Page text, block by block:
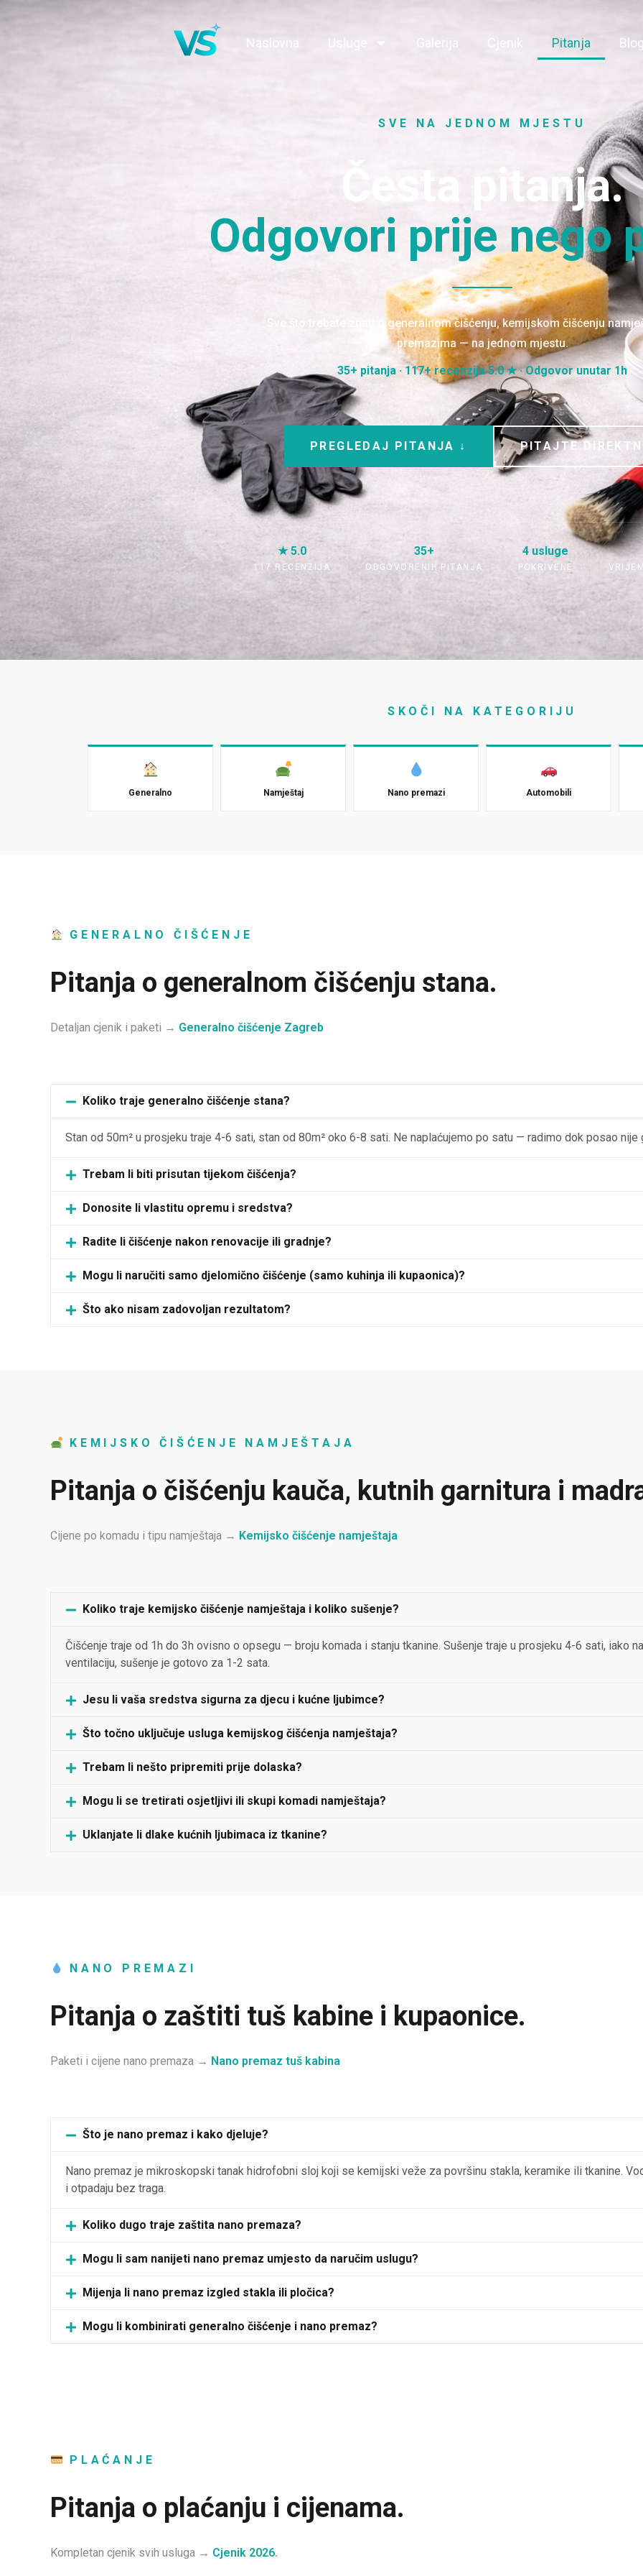
Naslovna Usluge Galerija Cjenik Pitanja
SVE NA JEDNOM MJESTU
Česta pitanja.
Odgovori prije nego
Sve što trebate znati o generalnom čišćenju, kemijskom čišćenju
premazima — na jednom mjestu.
35+ pitanja · 117+ recenzija 5.0 ★ · Odgovor unutar 1h
PREGLEDAJ PITANJA ↓ PITAJTE
★ 5.0
117 RECENZIJA
35+
ODGOVORENIH PITANJA
4 usluge
POKRIVENE
SKOČI NA KATEGORIJU
Generalno Namještaj Nano premazi Automobili
GENERALNO ČIŠĆENJE
Pitanja o generalnom čišćenju stana.
Detaljan cjenik i paketi → Generalno čišćenje Zagreb
Koliko traje generalno čišćenje stana?
Stan od 50m² u prosjeku traje 4-6 sati, stan od 80m² oko 6-8 sati. Ne naplaćujemo po satu — radimo dok posao nije
Trebam li biti prisutan tijekom čišćenja?
Donosite li vlastitu opremu i sredstva?
Radite li čišćenje nakon renovacije ili gradnje?
Mogu li naručiti samo djelomično čišćenje (samo kuhinja ili kupaonica)?
Što ako nisam zadovoljan rezultatom?
KEMIJSKO ČIŠĆENJE NAMJEŠTAJA
Pitanja o čišćenju kauča, kutnih garnitura i
Cijene po komadu i tipu namještaja → Kemijsko čišćenje namještaja
Koliko traje kemijsko čišćenje namještaja i koliko sušenje?
Čišćenje traje od 1h do 3h ovisno o opsegu — broju komada i stanju tkanine. Sušenje traje u prosjeku 4-6 sati, iako
ventilaciju, sušenje je gotovo za 1-2 sata.
Jesu li vaša sredstva sigurna za djecu i kućne ljubimce?
Što točno uključuje usluga kemijskog čišćenja namještaja?
Trebam li nešto pripremiti prije dolaska?
Mogu li se tretirati osjetljivi ili skupi komadi namještaja?
Uklanjate li dlake kućnih ljubimaca iz tkanine?
NANO PREMAZI
Pitanja o zaštiti tuš kabine i kupaonice.
Paketi i cijene nano premaza → Nano premaz tuš kabina
Što je nano premaz i kako djeluje?
Nano premaz je mikroskopski tanak hidrofobni sloj koji se kemijski veže za površinu stakla, keramike ili tkanine.
i otpadaju bez traga.
Koliko dugo traje zaštita nano premaza?
Mogu li sam nanijeti nano premaz umjesto da naručim uslugu?
Mijenja li nano premaz izgled stakla ili pločica?
Mogu li kombinirati generalno čišćenje i nano premaz?
PLAĆANJE
Pitanja o plaćanju i cijenama.
Kompletan cjenik svih usluga → Cjenik 2026.